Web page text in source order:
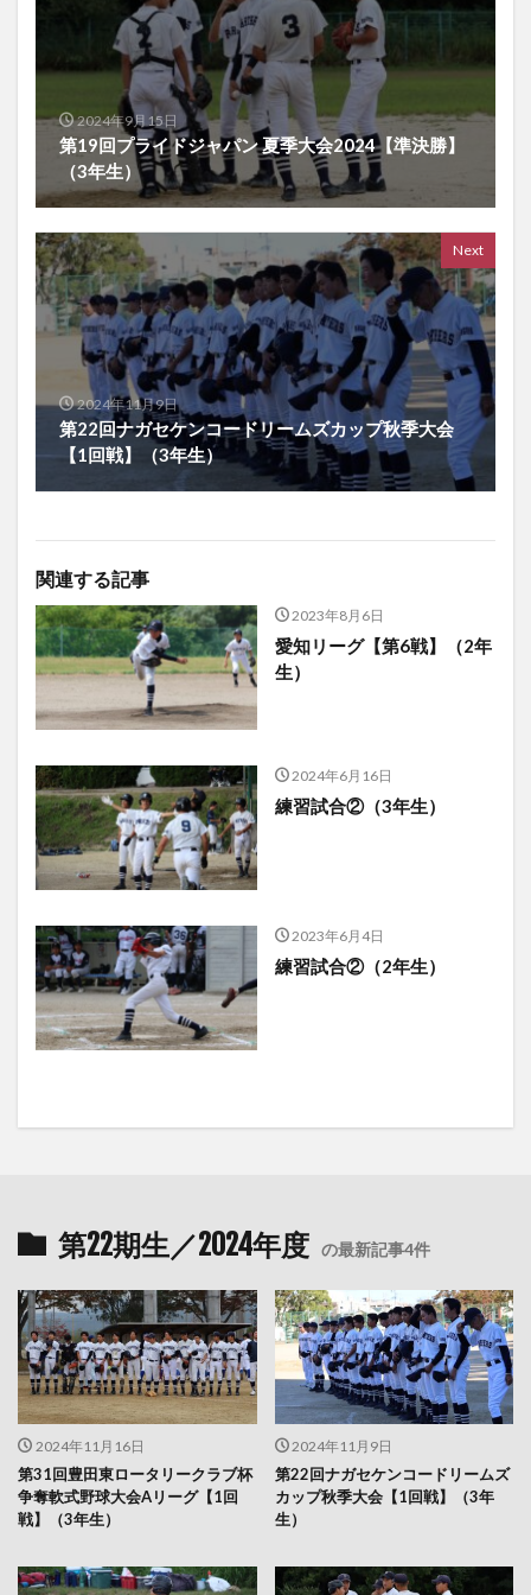
2024年9月15日
第19回プライドジャパン 夏季大会2024【準決勝】
（3年生）
Next
2024年11月9日
第22回ナガセケンコードリームズカップ秋季大会
【1回戦】（3年生）
関連する記事
2023年8月6日
愛知リーグ【第6戦】（2年
生）
2024年6月16日
練習試合②（3年生）
2023年6月4日
練習試合②（2年生）
第22期生／2024年度 の最新記事4件
2024年11月16日
第31回豊田東ロータリークラブ杯
争奪軟式野球大会Aリーグ【1回
戦】（3年生）
2024年11月9日
第22回ナガセケンコードリームズ
カップ秋季大会【1回戦】（3年
生）